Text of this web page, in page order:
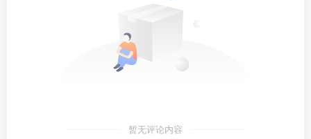
暂无评论内容